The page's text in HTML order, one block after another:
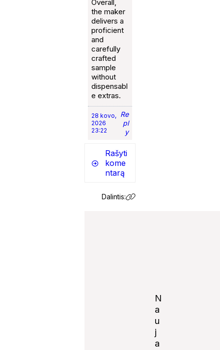
Overall,
the maker
delivers a
proficient
and
carefully
crafted
sample
without
dispensabl
e extras.
28 kovo,
2026
23:22
Re
pl
y
Rašyti
kome
ntarą
Dalintis:
N
a
u
j
a